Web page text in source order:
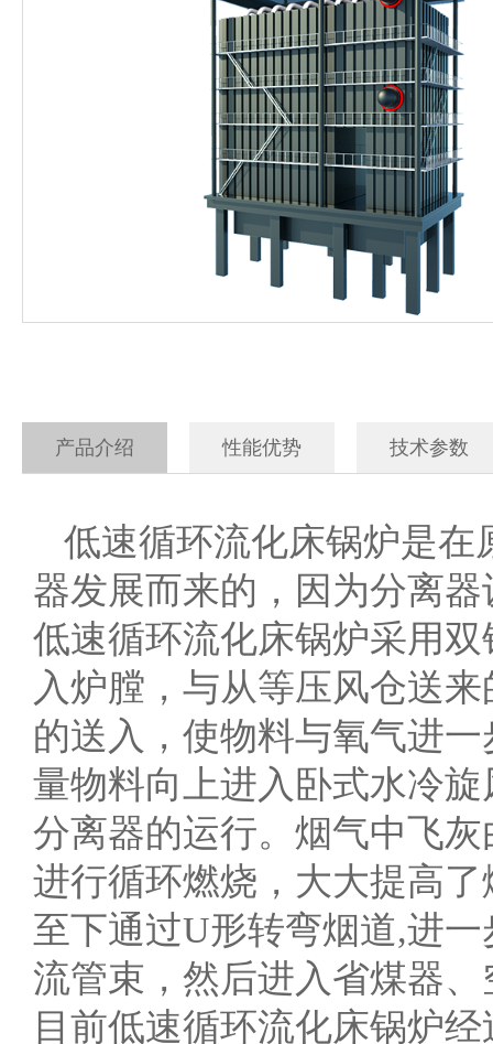
产品介绍 性能优势 技术参数
低速循环流化床锅炉是在
器发展而来的，因为分离
低速循环流化床锅炉采用
入炉膛，与从等压风仓送
的送入，使物料与氧气进
量物料向上进入卧式水冷
分离器的运行。烟气中飞
进行循环燃烧，大大提高
至下通过U形转弯烟道,进
流管束，然后进入省煤器
目前低速循环流化床锅炉